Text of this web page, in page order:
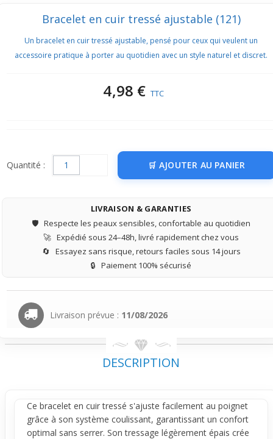
Bracelet en cuir tressé ajustable (121)
Un bracelet en cuir tressé ajustable, pensé pour ceux qui veulent un
accessoire pratique à porter au quotidien avec un style naturel et discret.
4,98 € TTC
Quantité : AJOUTER AU PANIER
LIVRAISON & GARANTIES
🛡️ Respecte les peaux sensibles, confortable au quotidien
🚀 Expédié sous 24–48h, livré rapidement chez vous
🔄 Essayez sans risque, retours faciles sous 14 jours
🔒 Paiement 100% sécurisé
Livraison prévue : 11/08/2026
DESCRIPTION
Ce bracelet en cuir tressé s'ajuste facilement au poignet
grâce à son système coulissant, garantissant un confort
optimal sans serrer. Son tressage légèrement épais crée